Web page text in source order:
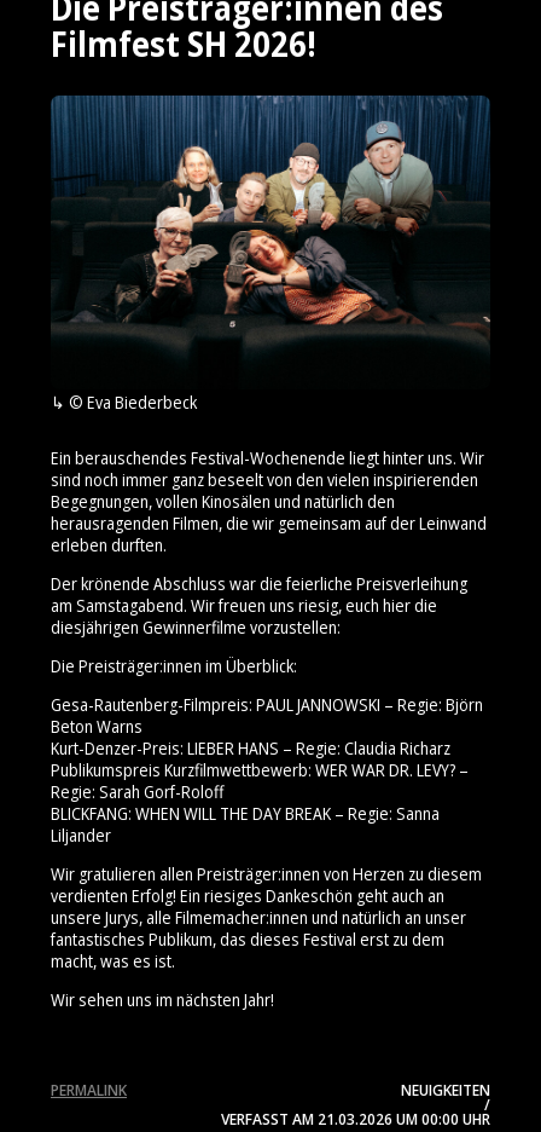
Filmfest SH 2026!
© Eva Biederbeck
Ein berauschendes Festival-Wochenende liegt hinter uns. Wir
sind noch immer ganz beseelt von den vielen inspirierenden
Begegnungen, vollen Kinosälen und natürlich den
herausragenden Filmen, die wir gemeinsam auf der Leinwand
erleben durften.
Der krönende Abschluss war die feierliche Preisverleihung
am Samstagabend. Wir freuen uns riesig, euch hier die
diesjährigen Gewinnerfilme vorzustellen:
Die Preisträger:innen im Überblick:
Gesa-Rautenberg-Filmpreis: PAUL JANNOWSKI – Regie: Björn
Beton Warns
Kurt-Denzer-Preis: LIEBER HANS – Regie: Claudia Richarz
Publikumspreis Kurzfilmwettbewerb: WER WAR DR. LEVY? –
Regie: Sarah Gorf-Roloff
BLICKFANG: WHEN WILL THE DAY BREAK – Regie: Sanna
Liljander
Wir gratulieren allen Preisträger:innen von Herzen zu diesem
verdienten Erfolg! Ein riesiges Dankeschön geht auch an
unsere Jurys, alle Filmemacher:innen und natürlich an unser
fantastisches Publikum, das dieses Festival erst zu dem
macht, was es ist.
Wir sehen uns im nächsten Jahr!
NEUIGKEITEN
/
VERFASST AM 21.03.2026 UM 00:00 UHR
PERMALINK